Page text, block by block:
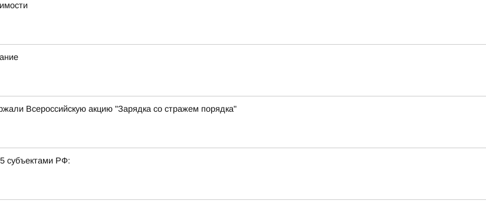
Всероссийскую акцию "Зарядка со стражем порядка"
субъектами РФ: